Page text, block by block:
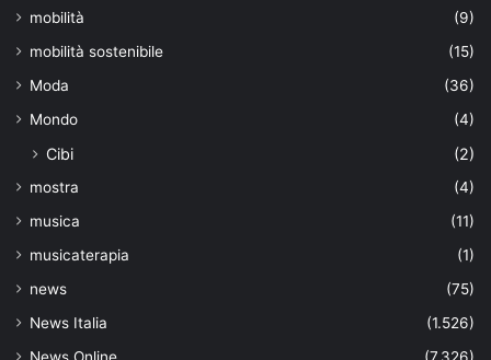
mobilità
(9)
mobilità sostenibile
(15)
Moda
(36)
Mondo
(4)
Cibi (2)
mostra
(4)
musica
(11)
musicaterapia
(1)
news
(75)
News Italia
(1.526)